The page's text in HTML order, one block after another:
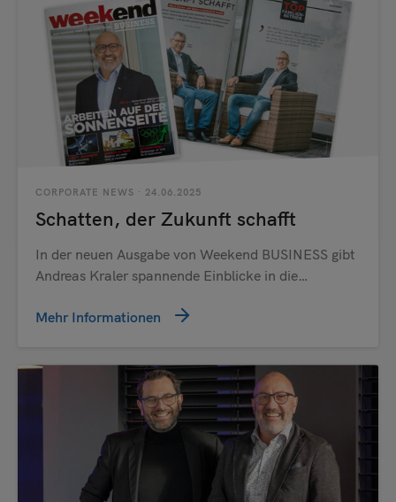
CORPORATE NEWS · 24.06.2025
Schatten, der Zukunft schafft
In der neuen Ausgabe von Weekend BUSINESS gibt
Andreas Kraler spannende Einblicke in die…
Mehr Informationen